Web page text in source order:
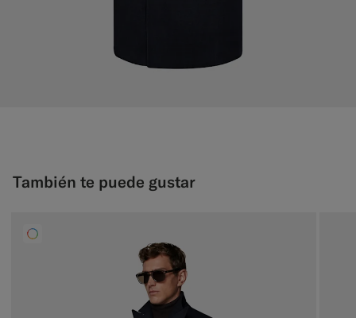
También te puede gustar